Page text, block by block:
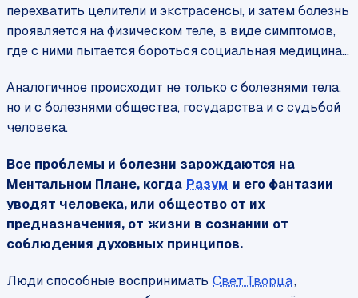
перехватить целители и экстрасенсы, и затем болезнь
проявляется на физическом теле, в виде симптомов,
где с ними пытается бороться социальная медицина…
Аналогичное происходит не только с болезнями тела,
но и с болезнями общества, государства и с судьбой
человека.
Все проблемы и болезни зарождаются на
Ментальном Плане, когда Разум и его фантазии
уводят человека, или общество от их
предназначения, от жизни в сознании от
соблюдения духовных принципов.
Люди способные воспринимать Свет Творца,